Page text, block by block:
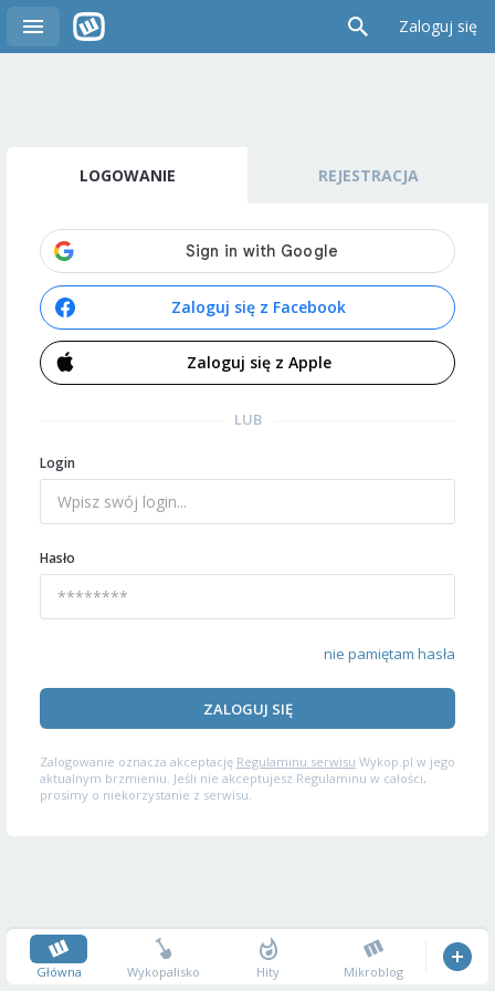
Zaloguj się
LOGOWANIE REJESTRACJA
Zaloguj się z Facebook
Zaloguj się z Apple
LUB
Login
Hasło
nie pamiętam hasła
ZALOGUJ SIĘ
Zalogowanie oznacza akceptację Regulaminu serwisu Wykop.pl w jego
aktualnym brzmieniu. Jeśli nie akceptujesz Regulaminu w całości,
prosimy o niekorzystanie z serwisu.
Główna Wykopalisko Hity Mikroblog